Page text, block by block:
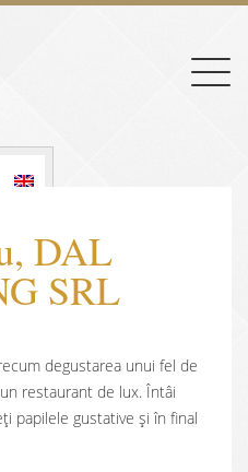
DAL
SRL
degustarea unui fel de
restaurant de lux. Întâi
papilele gustative și în final